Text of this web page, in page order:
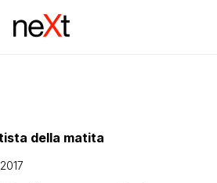
della matita